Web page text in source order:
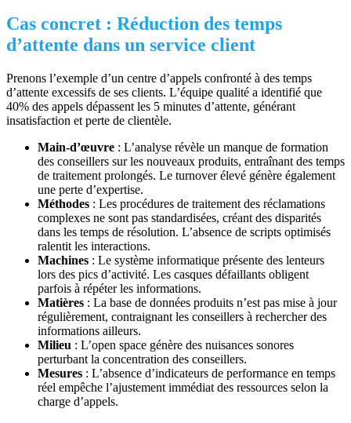
Cas concret : Réduction des temps
d’attente dans un service client
Prenons l’exemple d’un centre d’appels confronté à des temps
d’attente excessifs de ses clients. L’équipe qualité a identifié que
40% des appels dépassent les 5 minutes d’attente, générant
insatisfaction et perte de clientèle.
Main-d’œuvre : L’analyse révèle un manque de formation
des conseillers sur les nouveaux produits, entraînant des temps
de traitement prolongés. Le turnover élevé génère également
une perte d’expertise.
Méthodes : Les procédures de traitement des réclamations
complexes ne sont pas standardisées, créant des disparités
dans les temps de résolution. L’absence de scripts optimisés
ralentit les interactions.
Machines : Le système informatique présente des lenteurs
lors des pics d’activité. Les casques défaillants obligent
parfois à répéter les informations.
Matières : La base de données produits n’est pas mise à jour
régulièrement, contraignant les conseillers à rechercher des
informations ailleurs.
Milieu : L’open space génère des nuisances sonores
perturbant la concentration des conseillers.
Mesures : L’absence d’indicateurs de performance en temps
réel empêche l’ajustement immédiat des ressources selon la
charge d’appels.